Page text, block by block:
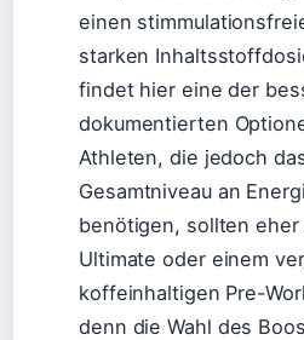
einen
starken
findet hier eine der
dokumentierten
Athleten, die jedoch
Gesamtniveau an
benötigen, sollten eher
Ultimate oder einem
koffeinhaltigen Pre-
denn die Wahl des